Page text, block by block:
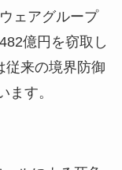
ェアグループ
億円を窃取し
従来の境界防御
ます。